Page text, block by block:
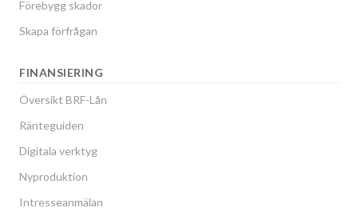
Förebygg skador
Skapa förfrågan
FINANSIERING
Översikt BRF-Lån
Ränteguiden
Digitala verktyg
Nyproduktion
Intresseanmälan